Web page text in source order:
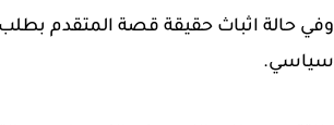
وفي حالة اثباث حقيقة قصة المتقدم
سياسي.